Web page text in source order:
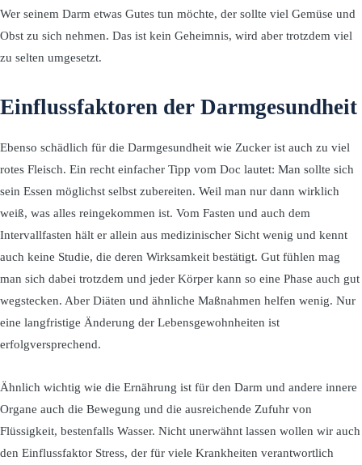
Wer seinem Darm etwas Gutes tun möchte, der sollte viel Gemüse und
Obst zu sich nehmen. Das ist kein Geheimnis, wird aber trotzdem viel
zu selten umgesetzt.
Einflussfaktoren der Darmgesundheit
Ebenso schädlich für die Darmgesundheit wie Zucker ist auch zu viel
rotes Fleisch. Ein recht einfacher Tipp vom Doc lautet: Man sollte sich
sein Essen möglichst selbst zubereiten. Weil man nur dann wirklich
weiß, was alles reingekommen ist. Vom Fasten und auch dem
Intervallfasten hält er allein aus medizinischer Sicht wenig und kennt
auch keine Studie, die deren Wirksamkeit bestätigt. Gut fühlen mag
man sich dabei trotzdem und jeder Körper kann so eine Phase auch gut
wegstecken. Aber Diäten und ähnliche Maßnahmen helfen wenig. Nur
eine langfristige Änderung der Lebensgewohnheiten ist
erfolgversprechend.
Ähnlich wichtig wie die Ernährung ist für den Darm und andere innere
Organe auch die Bewegung und die ausreichende Zufuhr von
Flüssigkeit, bestenfalls Wasser. Nicht unerwähnt lassen wollen wir auch
den Einflussfaktor Stress, der für viele Krankheiten verantwortlich